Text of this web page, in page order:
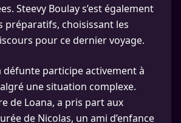
Steevy Boulay s’est également
préparatifs, choisissant les
pour ce dernier voyage.
défunte participe activement à
une situation complexe.
de Loana, a pris part aux
de Nicolas, un ami d’enfance